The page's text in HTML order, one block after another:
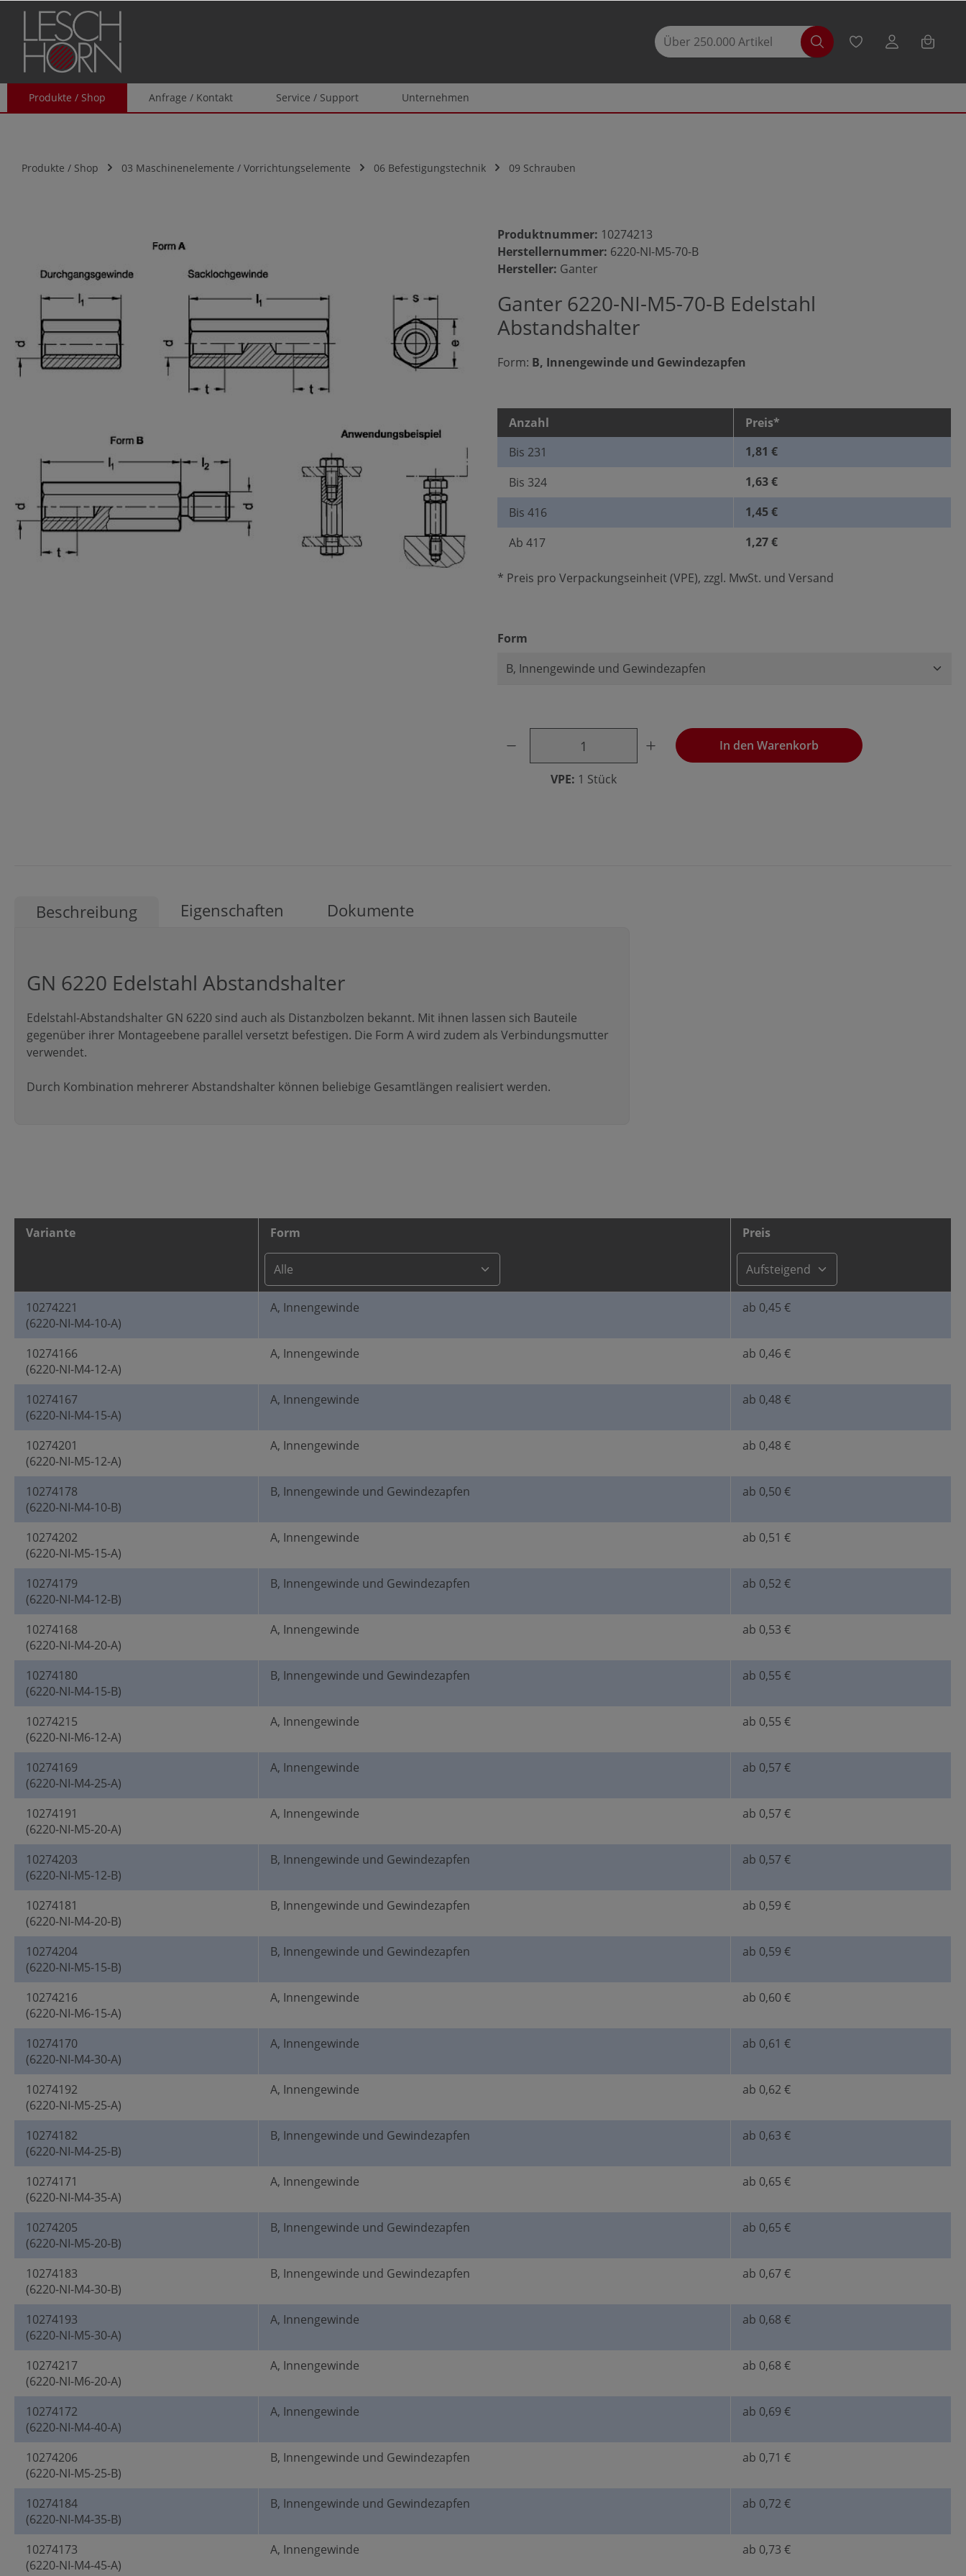
Zur Hauptnavigation springen
Produkte / Shop Anfrage / Kontakt Service / Support Unternehmen
Produkte / Shop 03 Maschinenelemente / Vorrichtungselemente 06 Befestigungstechnik 09 Schrauben
Produktnummer: 10274213
Herstellernummer: 6220-NI-M5-70-B
Hersteller: Ganter
Ganter 6220-NI-M5-70-B Edelstahl
Abstandshalter
Form: B, Innengewinde und Gewindezapfen
Anzahl
Preis*
Bis 231
1,81 €
Bis 324
1,63 €
Bis 416
1,45 €
Ab 417 1,27 €
* Preis pro Verpackungseinheit (VPE), zzgl. MwSt. und Versand
Form
Produkt Anzahl: Gib den gewünschten Wert ein oder benutze die Schaltflächen, um
VPE: 1 Stück
In den Warenkorb
Beschreibung Eigenschaften Dokumente
GN 6220 Edelstahl Abstandshalter
Edelstahl-Abstandshalter GN 6220 sind auch als Distanzbolzen bekannt. Mit ihnen lassen sich Bauteile
gegenüber ihrer Montageebene parallel versetzt befestigen. Die Form A wird zudem als Verbindungsmutter
verwendet.
Durch Kombination mehrerer Abstandshalter können beliebige Gesamtlängen realisiert werden.
Variante Form Preis
10274221
(6220-NI-M4-10-A)
A, Innengewinde ab 0,45 €
10274166
(6220-NI-M4-12-A)
A, Innengewinde ab 0,46 €
10274167
(6220-NI-M4-15-A)
A, Innengewinde ab 0,48 €
10274201
(6220-NI-M5-12-A)
A, Innengewinde ab 0,48 €
10274178
(6220-NI-M4-10-B)
B, Innengewinde und Gewindezapfen ab 0,50 €
10274202
(6220-NI-M5-15-A)
A, Innengewinde ab 0,51 €
10274179
(6220-NI-M4-12-B)
B, Innengewinde und Gewindezapfen ab 0,52 €
10274168
(6220-NI-M4-20-A)
A, Innengewinde ab 0,53 €
10274180
(6220-NI-M4-15-B)
B, Innengewinde und Gewindezapfen ab 0,55 €
10274215
(6220-NI-M6-12-A)
A, Innengewinde ab 0,55 €
10274169
(6220-NI-M4-25-A)
A, Innengewinde ab 0,57 €
10274191
(6220-NI-M5-20-A)
A, Innengewinde ab 0,57 €
10274203
(6220-NI-M5-12-B)
B, Innengewinde und Gewindezapfen ab 0,57 €
10274181
(6220-NI-M4-20-B)
B, Innengewinde und Gewindezapfen ab 0,59 €
10274204
(6220-NI-M5-15-B)
B, Innengewinde und Gewindezapfen ab 0,59 €
10274216
(6220-NI-M6-15-A)
A, Innengewinde ab 0,60 €
10274170
(6220-NI-M4-30-A)
A, Innengewinde ab 0,61 €
10274192
(6220-NI-M5-25-A)
A, Innengewinde ab 0,62 €
10274182
(6220-NI-M4-25-B)
B, Innengewinde und Gewindezapfen ab 0,63 €
10274171
(6220-NI-M4-35-A)
A, Innengewinde ab 0,65 €
10274205
(6220-NI-M5-20-B)
B, Innengewinde und Gewindezapfen ab 0,65 €
10274183
(6220-NI-M4-30-B)
B, Innengewinde und Gewindezapfen ab 0,67 €
10274193
(6220-NI-M5-30-A)
A, Innengewinde ab 0,68 €
10274217
(6220-NI-M6-20-A)
A, Innengewinde ab 0,68 €
10274172
(6220-NI-M4-40-A)
A, Innengewinde ab 0,69 €
10274206
(6220-NI-M5-25-B)
B, Innengewinde und Gewindezapfen ab 0,71 €
10274184
(6220-NI-M4-35-B)
B, Innengewinde und Gewindezapfen ab 0,72 €
10274173
(6220-NI-M4-45-A)
A, Innengewinde ab 0,73 €